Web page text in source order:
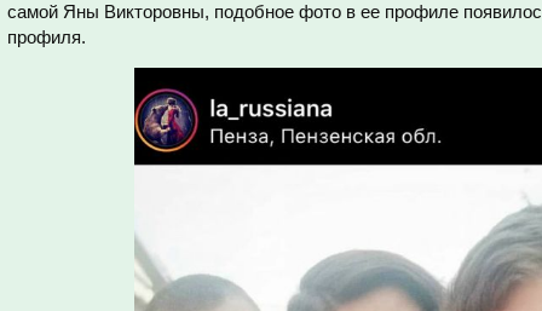
самой Яны Викторовны, подобное фото в ее профиле
профиля.